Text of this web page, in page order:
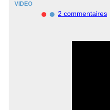
VIDEO
2 commentaires